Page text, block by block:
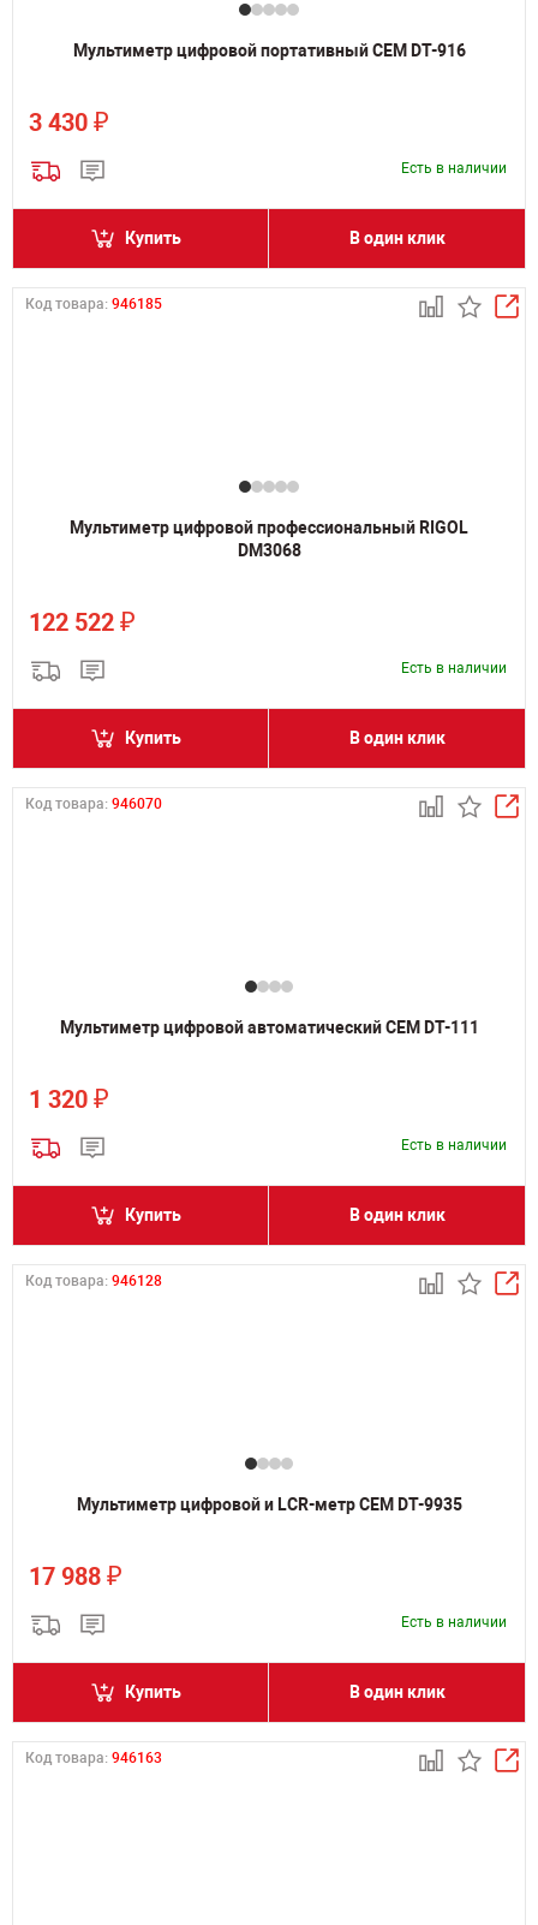
Мультиметр цифровой портативный CEM DT-916
3 430 ₽
Есть в наличии
Купить В один клик
Код товара: 946185
Мультиметр цифровой профессиональный RIGOL
DM3068
122 522 ₽
Есть в наличии
Купить В один клик
Код товара: 946070
Мультиметр цифровой автоматический CEM DT-111
1 320 ₽
Есть в наличии
Купить В один клик
Код товара: 946128
Мультиметр цифровой и LCR-метр CEM DT-9935
17 988 ₽
Есть в наличии
Купить В один клик
Код товара: 946163